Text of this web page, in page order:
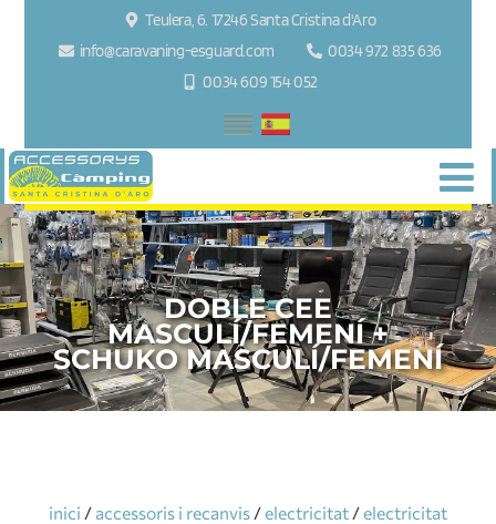
Teulera, 6. 17246 Santa Cristina d'Aro
info@caravaning-esguard.com
0034 972 835 636
0034 609 154 052
DOBLE CEE
MASCULÍ/FEMENÍ +
SCHUKO MASCULÍ/FEMENÍ
inici / accessoris i recanvis /electricitat /electricitat